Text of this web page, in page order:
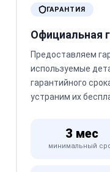
ГАРАНТИЯ
Официальная
Предоставляем
используемые
гарантийного
устраним их
3 мес
минимальный